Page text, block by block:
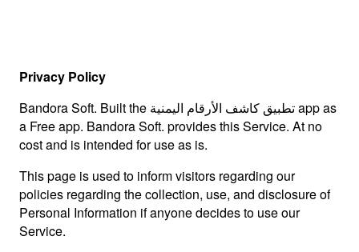
Privacy Policy
Bandora Soft. Built the تطبيق كاشف الأرقام اليمنية app as
a Free app. Bandora Soft. provides this Service. At no
cost and is intended for use as is.
This page is used to inform visitors regarding our
policies regarding the collection, use, and disclosure of
Personal Information if anyone decides to use our
Service.